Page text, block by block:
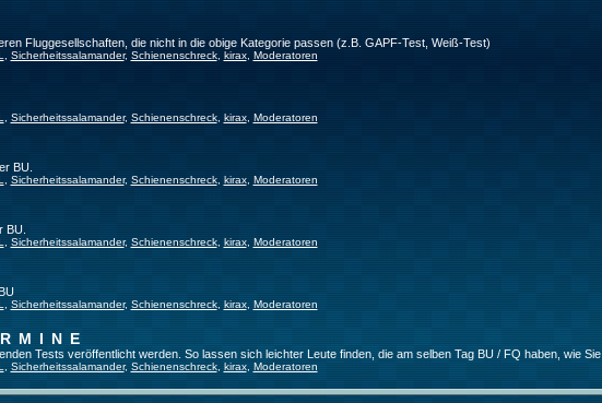
Fluggesellschaften, die nicht in die obige Kategorie passen (z.B. GAPF-Test, Weiß-Test)
Sicherheitssalamander, Schienenschreck, kirax, Moderatoren
Sicherheitssalamander, Schienenschreck, kirax, Moderatoren
BU.
Sicherheitssalamander, Schienenschreck, kirax, Moderatoren
BU.
Sicherheitssalamander, Schienenschreck, kirax, Moderatoren
Sicherheitssalamander, Schienenschreck, kirax, Moderatoren
Tests veröffentlicht werden. So lassen sich leichter Leute finden, die am selben Tag BU / FQ haben, wie Sie.
Sicherheitssalamander, Schienenschreck, kirax, Moderatoren